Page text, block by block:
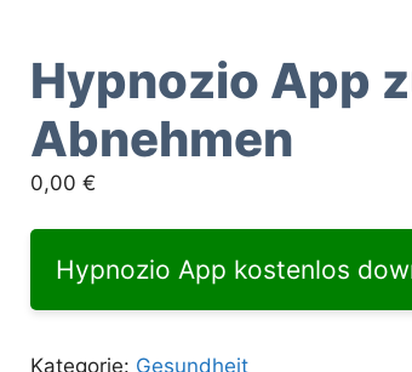
Hypnozio App
Abnehmen
0,00€
Hypnozio App kostenlos
Kategorie: Gesundheit